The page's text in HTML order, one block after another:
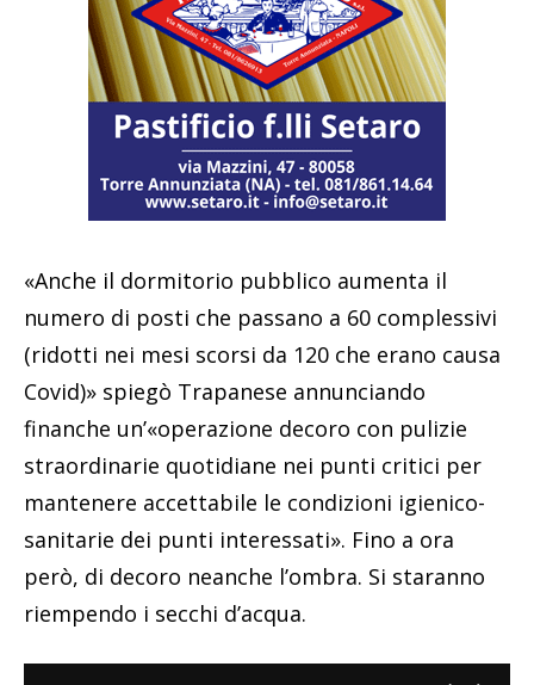
«Anche il dormitorio pubblico aumenta il
numero di posti che passano a 60 complessivi
(ridotti nei mesi scorsi da 120 che erano causa
Covid)» spiegò Trapanese annunciando
finanche un’«operazione decoro con pulizie
straordinarie quotidiane nei punti critici per
mantenere accettabile le condizioni igienico-
sanitarie dei punti interessati». Fino a ora
però, di decoro neanche l’ombra. Si staranno
riempendo i secchi d’acqua.